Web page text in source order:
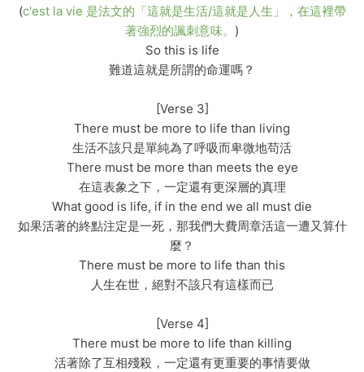
(c'est la vie 是法文的「這就是生活/這就是人生」，在這裡帶
著強烈的諷刺意味。 )
So this is life
難道這就是所謂的命運嗎？
[Verse 3]
There must be more to life than living
生活不該只是單純為了呼吸而卑微地苟活
There must be more than meets the eye
在這表象之下，一定還有更深層的真理
What good is life, if in the end we all must die
如果活著的終點注定是一死，那我們大費周章活這一遭又算什
麼？
There must be more to life than this
人生在世，絕對不該只有這樣而已
[Verse 4]
There must be more to life than killing
活著除了互相殘殺，一定還有更重要的事情要做